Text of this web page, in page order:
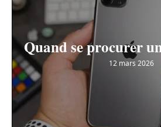
Quand se procurer
12 mars 2026